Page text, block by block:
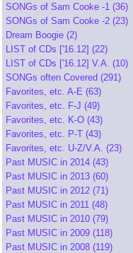
SONGs of Sam Cooke -1 (36)
SONGs of Sam Cooke -2 (23)
Dream Boogie (2)
LIST of CDs ['16.12] (22)
LIST of CDs ['16.12] V.A. (10)
SONGs often Covered (291)
Favorites, etc. A-E (63)
Favorites, etc. F-J (49)
Favorites, etc. K-O (43)
Favorites, etc. P-T (43)
Favorites, etc. U-Z/V.A. (23)
Past MUSIC in 2014 (43)
Past MUSIC in 2013 (60)
Past MUSIC in 2012 (71)
Past MUSIC in 2011 (48)
Past MUSIC in 2010 (79)
Past MUSIC in 2009 (118)
Past MUSIC in 2008 (119)